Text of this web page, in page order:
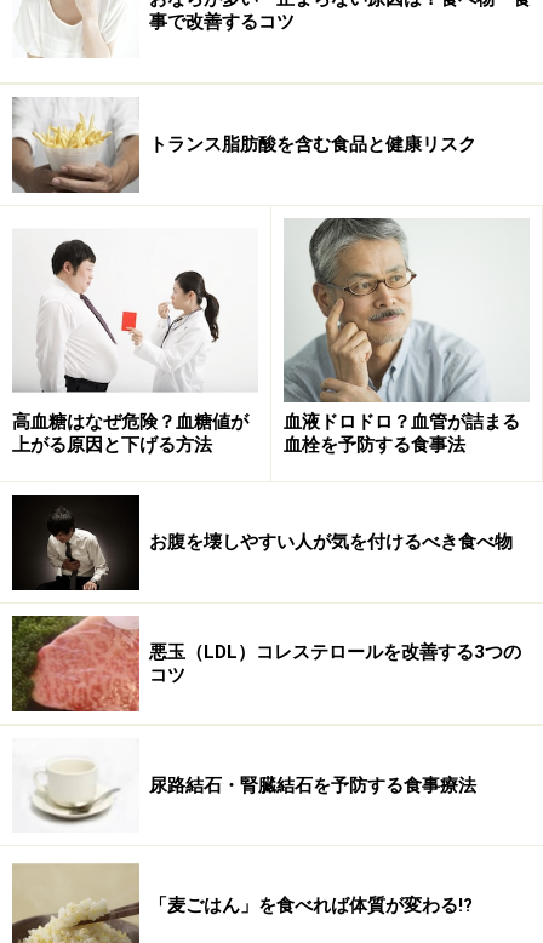
事で改善するコツ
トランス脂肪酸を含む食品と健康リスク
高血糖はなぜ危険？血糖値が
上がる原因と下げる方法
血液ドロドロ？血管が詰まる
血栓を予防する食事法
お腹を壊しやすい人が気を付けるべき食べ物
悪玉（LDL）コレステロールを改善する3つの
コツ
尿路結石・腎臓結石を予防する食事療法
「麦ごはん」を食べれば体質が変わる!?